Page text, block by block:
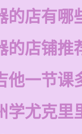
的店有哪
的店铺推
他一节课
学尤克里